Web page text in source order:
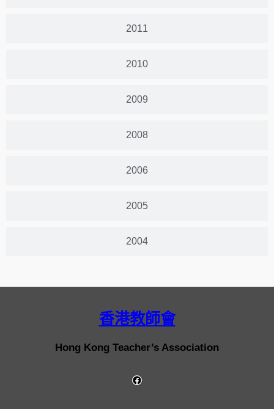
2011
2010
2009
2008
2006
2005
2004
香港教師會
Hong Kong Teacher’s Association